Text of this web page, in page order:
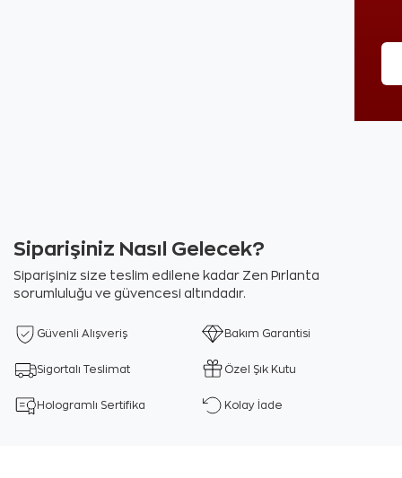
Siparişiniz Nasıl Gelecek?
Siparişiniz size teslim edilene kadar Zen Pırlanta
sorumluluğu ve güvencesi altındadır.
Güvenli Alışveriş Bakım Garantisi
Sigortalı Teslimat Özel Şık Kutu
Hologramlı Sertifika Kolay İade